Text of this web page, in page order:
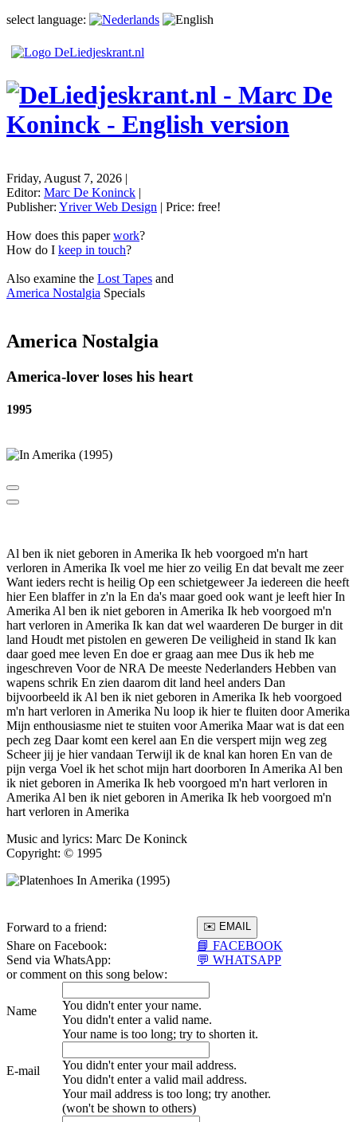
select language:
Friday, August 7, 2026 |
Editor: Marc De Koninck |
Publisher: Yriver Web Design | Price: free!
How does this paperwork?
How do I keep in touch?
Also examine the Lost Tapes and
America Nostalgia Specials
America Nostalgia
America-lover loses his heart
1995
Al ben ik niet geboren in Amerika Ik heb voorgoed m'n hart
verloren in Amerika Ik voel me hier zo veilig En dat bevalt me zeer
Want ieders recht is heilig Op een schietgeweer Ja iedereen die heeft
hier Een blaffer in z'n la En da's maar goed ook want je leeft hier In
Amerika Al ben ik niet geboren in Amerika Ik heb voorgoed m'n
hart verloren in Amerika Ik kan dat wel waarderen De burger in dit
land Houdt met pistolen en geweren De veiligheid in stand Ik kan
daar goed mee leven En doe er graag aan mee Dus ik heb me
ingeschreven Voor de NRA De meeste Nederlanders Hebben van
wapens schrik En zien daarom dit land heel anders Dan
bijvoorbeeld ik Al ben ik niet geboren in Amerika Ik heb voorgoed
m'n hart verloren in Amerika Nu loop ik hier te fluiten door Amerika
Mijn enthousiasme niet te stuiten voor Amerika Maar wat is dat een
pech zeg Daar komt een kerel aan En die verspert mijn weg zeg
Scheer jij je hier vandaan Terwijl ik de knal kan horen En van de
pijn verga Voel ik het schot mijn hart doorboren In Amerika Al ben
ik niet geboren in Amerika Ik heb voorgoed m'n hart verloren in
Amerika Al ben ik niet geboren in Amerika Ik heb voorgoed m'n
hart verloren in Amerika
Music and lyrics: Marc De Koninck
Copyright: © 1995
Forward to a friend:
Share on Facebook:
📘 FACEBOOK
Send via WhatsApp:
💬 WHATSAPP
or comment on this song below:
Name
You didn't enter your name.
You didn't enter a valid name.
Your name is too long; try to shorten it.
E-mail
You didn't enter your mail address.
You didn't enter a valid mail address.
Your mail address is too long; try another.
(won't be shown to others)